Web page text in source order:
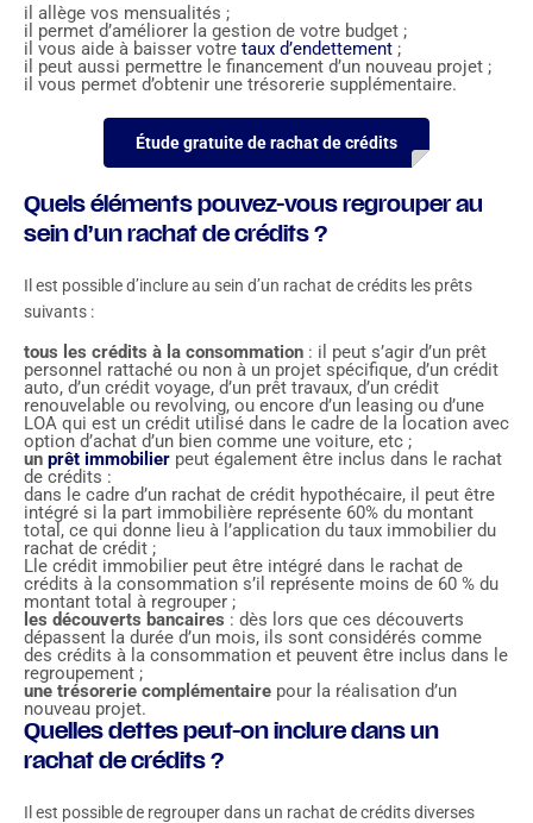
il allège vos mensualités ;
il permet d’améliorer la gestion de votre budget ;
il vous aide à baisser votre taux d’endettement ;
il peut aussi permettre le financement d’un nouveau projet ;
il vous permet d’obtenir une trésorerie supplémentaire.
Étude gratuite de rachat de crédits
Quels éléments pouvez-vous regrouper au
sein d’un rachat de crédits ?
Il est possible d’inclure au sein d’un rachat de crédits les prêts
suivants :
tous les crédits à la consommation : il peut s’agir d’un prêt
personnel rattaché ou non à un projet spécifique, d’un crédit
auto, d’un crédit voyage, d’un prêt travaux, d’un crédit
renouvelable ou revolving, ou encore d’un leasing ou d’une
LOA qui est un crédit utilisé dans le cadre de la location avec
option d’achat d’un bien comme une voiture, etc ;
un prêt immobilier peut également être inclus dans le rachat
de crédits :
dans le cadre d’un rachat de crédit hypothécaire, il peut être
intégré si la part immobilière représente 60% du montant
total, ce qui donne lieu à l’application du taux immobilier du
rachat de crédit ;
Lle crédit immobilier peut être intégré dans le rachat de
crédits à la consommation s’il représente moins de 60 % du
montant total à regrouper ;
les découverts bancaires : dès lors que ces découverts
dépassent la durée d’un mois, ils sont considérés comme
des crédits à la consommation et peuvent être inclus dans le
regroupement ;
une trésorerie complémentaire pour la réalisation d’un
nouveau projet.
Quelles dettes peut-on inclure dans un
rachat de crédits ?
Il est possible de regrouper dans un rachat de crédits diverses